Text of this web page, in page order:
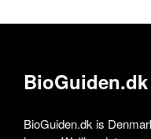
BioGuiden.dk
BioGuiden.dk is